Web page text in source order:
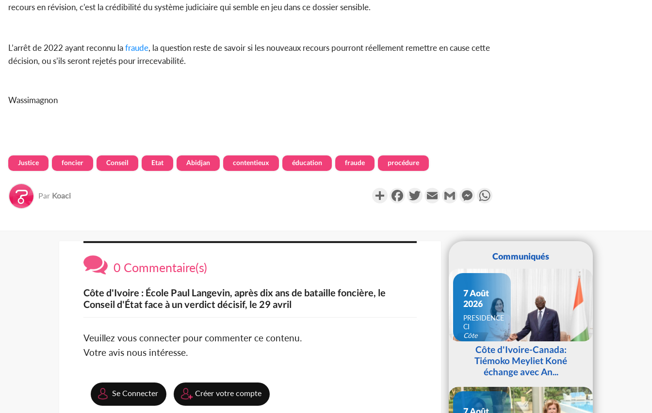
recours en révision, c’est la crédibilité du système judiciaire qui semble en jeu dans ce dossier sensible.
L’arrêt de 2022 ayant reconnu lafraude, la question reste de savoir si les nouveaux recours pourront réellement remettre en cause cette
décision, ou s’ils seront rejetés pour irrecevabilité.
Wassimagnon
Justice foncier Conseil Etat Abidjan contentieux éducation fraude procédure
Par Koaci PartagerFacebookTwitterEmail Gmail Messenger
0 Commentaire(s)
Côte d'Ivoire : École Paul Langevin, après dix ans de bataille foncière, le
Conseil d'État face à un verdict décisif, le 29 avril
Veuillez vous connecter pour commenter ce contenu.
Votre avis nous intéresse.
Se Connecter Créer votre compte
Communiqués
7 Août
2026
PRESIDENCE
CI
Côte
d'IvoireCôte d'Ivoire-Canada:
Tiémoko Meyliet Koné
échange avec An...